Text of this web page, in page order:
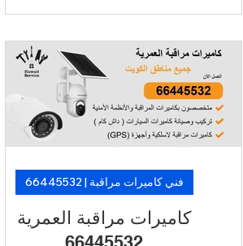
اليوم 📞 اطلب الآن خدمة تركيب كاميرات
في الأحمدي بأسعار منافسة وتركيب سريع
من فنيين متخصصين. 🛡️ لأن الأمان ما فيه
تأجيل… خلّ الكاميرات تشتغل، وارتاح!
كاميرات مراقبة العمرية
فني كاميرات مراقبة | 66445532